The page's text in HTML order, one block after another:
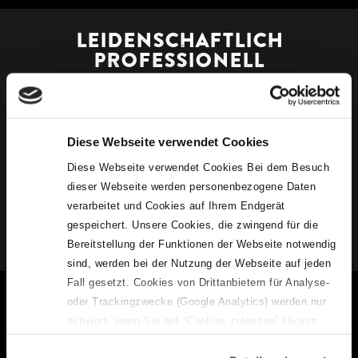
Diese Webseite verwendet Cookies
Diese Webseite verwendet Cookies Bei dem Besuch
dieser Webseite werden personenbezogene Daten
verarbeitet und Cookies auf Ihrem Endgerät
gespeichert. Unsere Cookies, die zwingend für die
Bereitstellung der Funktionen der Webseite notwendig
sind, werden bei der Nutzung der Webseite auf jeden
Fall gesetzt. Cookies von Drittanbietern für Analyse-
oder Trackingzwecke (Google Analytics) werden nur
aktiviert, wenn Sie auf “Cookies zulassen” klicken.
LEIDENSCHAFTLICH
PROFESSIONELL
PROFIS MIT EINER GEMEINSAMEN LEIDENSCHAFT -
Fragen und Herausforderungen der Systemgastronimie bestens
2008 solide und zuverlässig und optimieren kontinuierlich unser
Unternehmen - ohne dabei jemals Kompromisse in Qualität,
Weiterentwicklung oder Verbindlichkeit einzugehen. Wir stehen
für unsere Unternehmenswerte, die wir als Team definiert haben.